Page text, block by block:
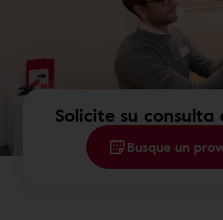
Solicite su consulta
Busque un